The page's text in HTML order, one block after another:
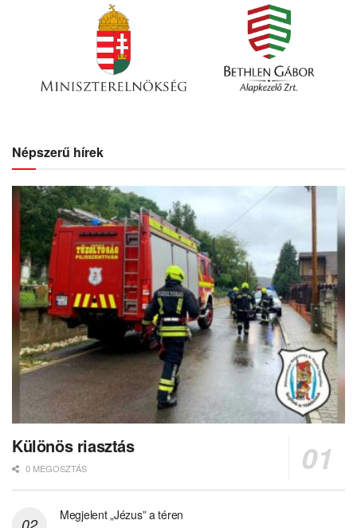
Népszerű hírek
Különös riasztás
0 MEGOSZTÁS
Megjelent „Jézus” a téren